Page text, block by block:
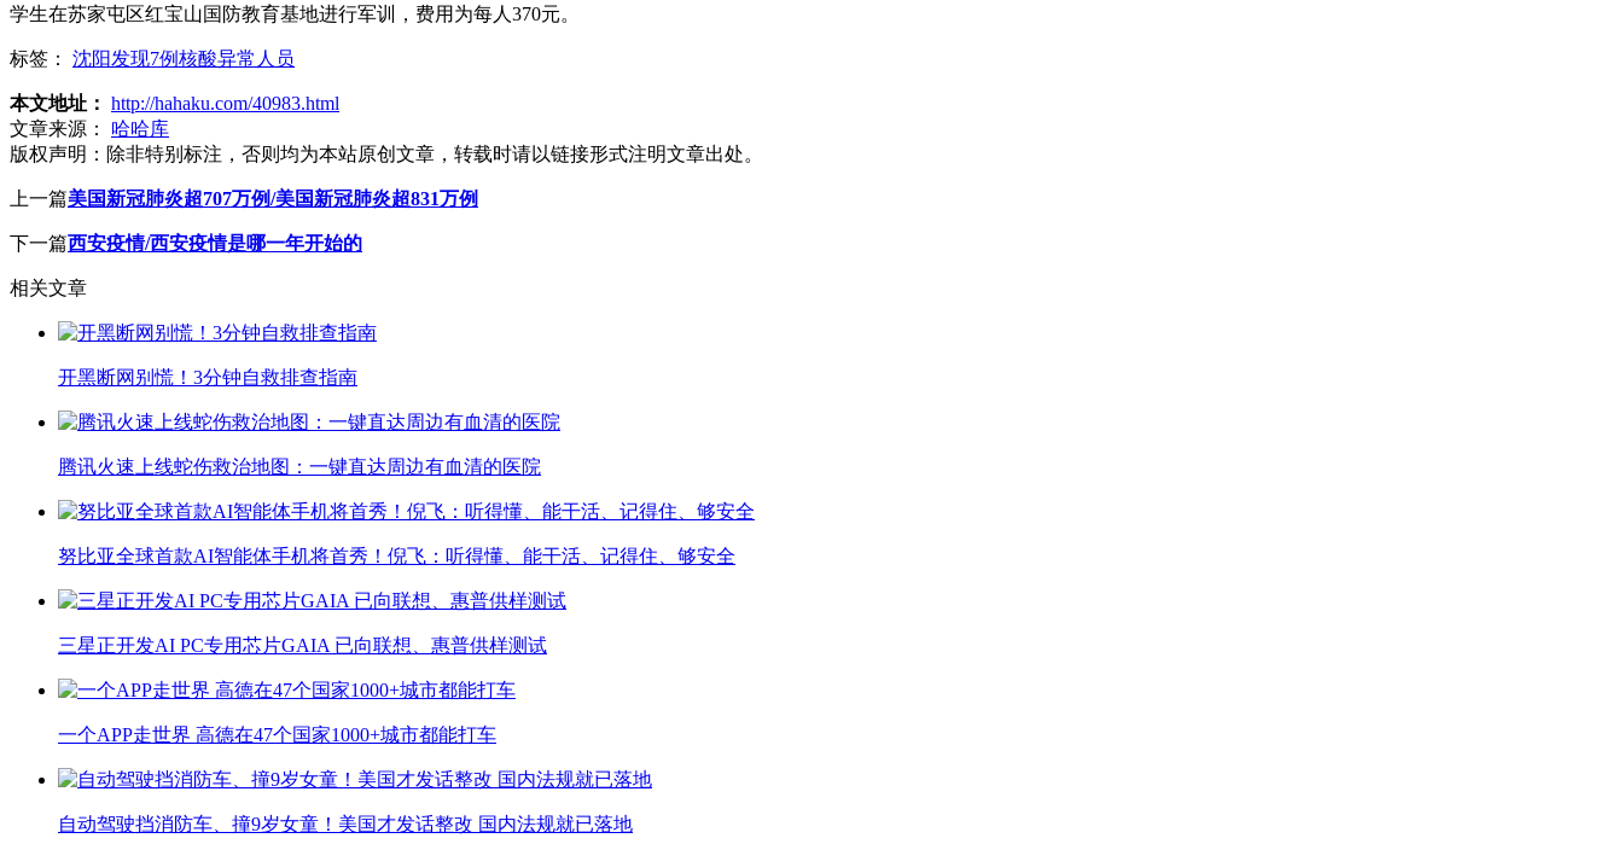
学生在苏家屯区红宝山国防教育基地进行军训，费用为每人370元。
标签： 沈阳发现7例核酸异常人员
本文地址： http://hahaku.com/40983.html
文章来源：
哈哈库
版权声明： 除非特别标注，否则均为本站原创文章，转载时请以链接形式注明文章出处。
上一篇美国新冠肺炎超707万例/美国新冠肺炎超831万例
下一篇西安疫情/西安疫情是哪一年开始的
相关文章
开黑断网别慌！3分钟自救排查指南
腾讯火速上线蛇伤救治地图：一键直达周边有血清的医院
努比亚全球首款AI智能体手机将首秀！倪飞：听得懂、能干活、记得住、够安全
三星正开发AI PC专用芯片GAIA 已向联想、惠普供样测试
一个APP走世界 高德在47个国家1000+城市都能打车
自动驾驶挡消防车、撞9岁女童！美国才发话整改 国内法规就已落地